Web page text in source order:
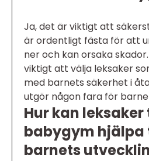
Ja, det är viktigt att
är ordentligt fästa för att
ner och kan orsaka
viktigt att välja leksaker
med barnets säkerhet i
utgör någon fara för
Hur kan leksaker
babygym hjälpa
barnets